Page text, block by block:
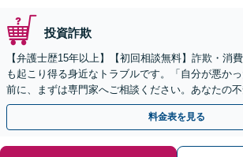
投資詐欺
【弁護士歴15年以上】【初回相談無料】詐欺・消
も起こり得る身近なトラブルです。「自分が悪か
前に、まずは専門家へご相談ください。あなたの
の解決策へ導きます。【電話・メール・WEB相談
料金表を見る